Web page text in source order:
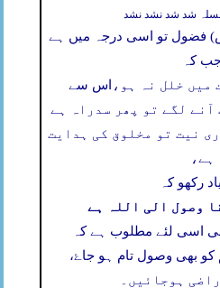
شد شد نشد نشد
فضول تو اسی درجہ میں ہے
کہ
اس سے میں خلل نہ ہو،
آنے لگے تو پھر سدراہ ہے
نیت تو مخلوق کی ہدایت
ہے،
رکھو کہ
وصول الی اللہ ہے
اسی لئے مطلوب ہے کہ
بھی وصول تام ہو جاۓ،
ہوجائیں۔